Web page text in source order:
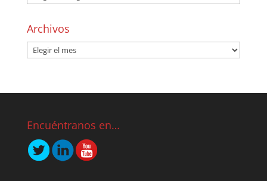
Archivos
Encuéntranos en…